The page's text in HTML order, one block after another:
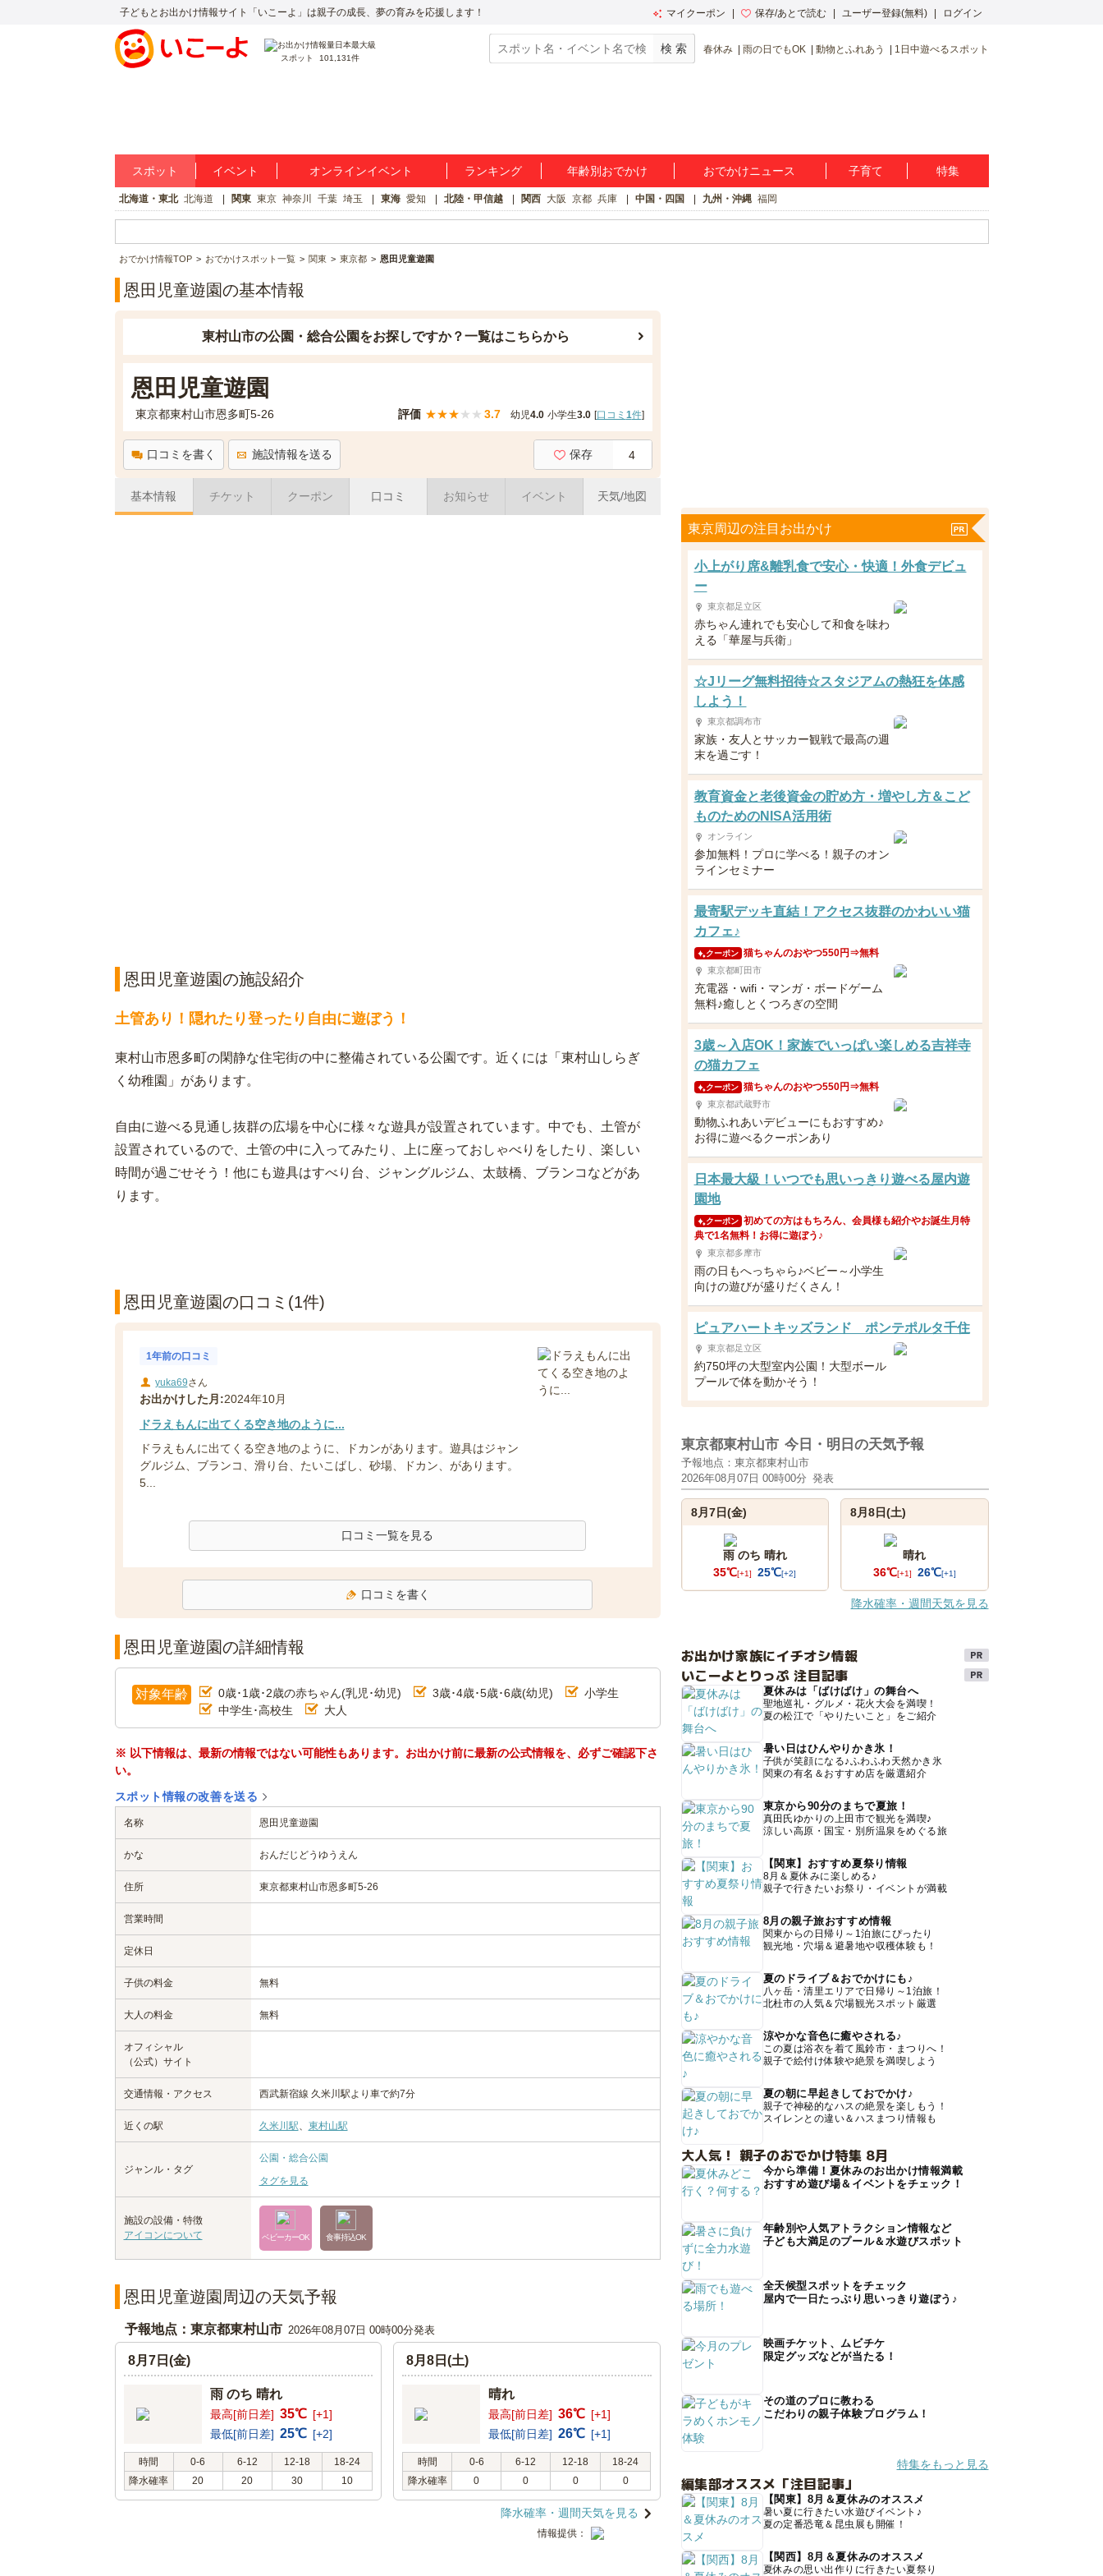
子どもとお出かけ情報サイト「いこーよ」は親子の成長、夢の育みを応援します！ マイクーポン 保存/あとで読む ユーザー登録(無料) ログイン
スポット 101,131件
春休み 雨の日でもOK 動物とふれあう 1日中遊べるスポット
スポット イベント オンラインイベント ランキング 年齢別おでかけ おでかけニュース 子育て 特集
北海道・東北 北海道 関東 東京 神奈川 千葉 埼玉 東海 愛知 北陸・甲信越 関西 大阪 京都 兵庫 中国・四国 九州・沖縄 福岡
おでかけ情報TOP おでかけスポット一覧 関東 東京都 恩田児童遊園
恩田児童遊園の基本情報
東村山市の公園・総合公園をお探しですか？一覧はこちらから
恩田児童遊園
東京都東村山市恩多町5-26 評価 ★★★★ ★ 3.7 幼児4.0 小学生3.0 [口コミ 1件]
口コミを書く 施設情報を送る 保存 4
基本情報 チケット クーポン 口コミ お知らせ イベント 天気/地図
恩田児童遊園の施設紹介
土管あり！隠れたり登ったり自由に遊ぼう！
東村山市恩多町の閑静な住宅街の中に整備されている公園です。近くには「東村山しらぎ
く幼稚園」があります。
自由に遊べる見通し抜群の広場を中心に様々な遊具が設置されています。中でも、土管が
設置されているので、土管の中に入ってみたり、上に座っておしゃべりをしたり、楽しい
時間が過ごせそう！他にも遊具はすべり台、ジャングルジム、太鼓橋、ブランコなどがあ
ります。
恩田児童遊園の口コミ(1件)
1年前の口コミ
yuka69さん
お出かけした月:2024年10月
ドラえもんに出てくる空き地のように...
ドラえもんに出てくる空き地のように、ドカンがあります。遊具はジャン
グルジム、ブランコ、滑り台、たいこばし、砂場、ドカン、があります。
5...
口コミ一覧を見る
口コミを書く
恩田児童遊園の詳細情報
対象年齢 0歳･1歳･2歳の赤ちゃん(乳児･幼児) 3歳･4歳･5歳･6歳(幼児)
小学生
中学生･高校生
大人
※ 以下情報は、最新の情報ではない可能性もあります。お出かけ前に最新の公式情報を、必ずご確認下さ
い。
スポット情報の改善を送る
名称 恩田児童遊園
かな おんだじどうゆうえん
住所 東京都東村山市恩多町5-26
営業時間
定休日
子供の料金 無料
大人の料金 無料
オフィシャル
（公式）サイト
交通情報・アクセス 西武新宿線 久米川駅より車で約7分
近くの駅 久米川駅、 東村山駅
ジャンル・タグ
公園・総合公園
タグを見る
施設の設備・特徴
アイコンについて
ベビーカーOK 食事持込OK
恩田児童遊園周辺の天気予報
予報地点：東京都東村山市 2026年08月07日 00時00分発表
8月7日(金)
雨 のち 晴れ
最高[前日差] 35℃ [+1]
最低[前日差] 25℃ [+2]
時間 0-6 6-12 12-18
18-24
降水確率
20 20 30 10
8月8日(土)
晴れ
最高[前日差] 36℃ [+1]
最低[前日差] 26℃ [+1]
時間 0-6 6-12 12-18
18-24
降水確率
0 0 0 0
降水確率・週間天気を見る
情報提供：
東京周辺の注目お出かけ
小上がり席&離乳食で安心・快適！外食デビュ
ー
東京都足立区
赤ちゃん連れでも安心して和食を味わ
える「華屋与兵衛」
☆Jリーグ無料招待☆スタジアムの熱狂を体感
しよう！
東京都調布市
家族・友人とサッカー観戦で最高の週
末を過ごす！
教育資金と老後資金の貯め方・増やし方＆こど
ものためのNISA活用術
オンライン
参加無料！プロに学べる！親子のオン
ラインセミナー
最寄駅デッキ直結！アクセス抜群のかわいい猫
カフェ♪
クーポン 猫ちゃんのおやつ550円⇒無料
東京都町田市
充電器・wifi・マンガ・ボードゲーム
無料♪癒しとくつろぎの空間
3歳～入店OK！家族でいっぱい楽しめる吉祥寺
の猫カフェ
クーポン 猫ちゃんのおやつ550円⇒無料
東京都武蔵野市
動物ふれあいデビューにもおすすめ♪
お得に遊べるクーポンあり
日本最大級！いつでも思いっきり遊べる屋内遊
園地
クーポン 初めての方はもちろん、会員様も紹介やお誕生月特
典で1名無料！お得に遊ぼう♪
東京都多摩市
雨の日もへっちゃら♪ベビー～小学生
向けの遊びが盛りだくさん！
ピュアハートキッズランド ポンテポルタ千住
東京都足立区
約750坪の大型室内公園！大型ボール
プールで体を動かそう！
東京都東村山市 今日・明日の天気予報
予報地点：東京都東村山市
2026年08月07日 00時00分 発表
8月7日(金)
雨 のち 晴れ
35℃[+1] 25℃[+2]
8月8日(土)
晴れ
36℃[+1] 26℃[+1]
降水確率・週間天気を見る
お出かけ家族にイチオシ情報
いこーよとりっぷ 注目記事
夏休みは「ばけばけ」の舞台へ
聖地巡礼・グルメ・花火大会を満喫！
夏の松江で「やりたいこと」をご紹介
暑い日はひんやりかき氷！
子供が笑顔になる♪ふわふわ天然かき氷
関東の有名＆おすすめ店を厳選紹介
東京から90分のまちで夏旅！
真田氏ゆかりの上田市で観光を満喫♪
涼しい高原・国宝・別所温泉をめぐる旅
【関東】おすすめ夏祭り情報
8月＆夏休みに楽しめる♪
親子で行きたいお祭り・イベントが満載
8月の親子旅おすすめ情報
関東からの日帰り～1泊旅にぴったり
観光地・穴場＆避暑地や収穫体験も！
夏のドライブ＆おでかけにも♪
八ヶ岳・清里エリアで日帰り～1泊旅！
北杜市の人気＆穴場観光スポット厳選
涼やかな音色に癒やされる♪
この夏は浴衣を着て風鈴市・まつりへ！
親子で絵付け体験や絶景を満喫しよう
夏の朝に早起きしておでかけ♪
親子で神秘的なハスの絶景を楽しもう！
スイレンとの違い＆ハスまつり情報も
大人気！ 親子のおでかけ特集 8月
今から準備！夏休みのお出かけ情報満載
おすすめ遊び場＆イベントをチェック！
年齢別や人気アトラクション情報など
子ども大満足のプール＆水遊びスポット
全天候型スポットをチェック
屋内で一日たっぷり思いっきり遊ぼう♪
映画チケット、ムビチケ
限定グッズなどが当たる！
その道のプロに教わる
こだわりの親子体験プログラム！
特集をもっと見る
編集部オススメ「注目記事」
【関東】8月＆夏休みのオススメ
暑い夏に行きたい水遊びイベント♪
夏の定番恐竜＆昆虫展も開催！
【関西】8月＆夏休みのオススメ
夏休みの思い出作りに行きたい夏祭り